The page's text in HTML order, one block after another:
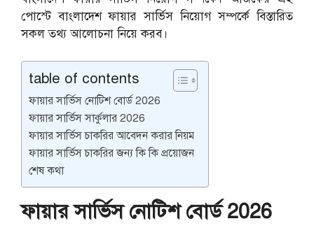
পোস্টে বাংলাদেশ ফায়ার সার্ভিস নিয়োগ সম্পর্কে বিস্তারিত
সকল তথ্য আলোচনা নিয়ে করব।
table of contents
ফায়ার সার্ভিস নোটিশ বোর্ড 2026
ফায়ার সার্ভিস সার্কুলার 2026
ফায়ার সার্ভিস চাকরির আবেদন করার নিয়ম
ফায়ার সার্ভিস চাকরির জন্য কি কি প্রয়োজন
শেষ কথা
ফায়ার সার্ভিস নোটিশ বোর্ড 2026